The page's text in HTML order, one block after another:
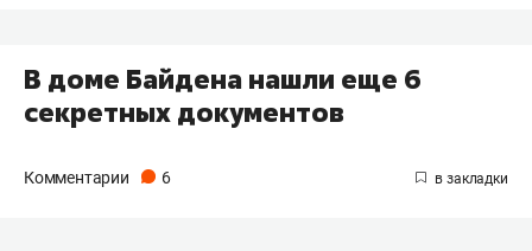
В доме Байдена нашли еще 6
секретных документов
Комментарии 6